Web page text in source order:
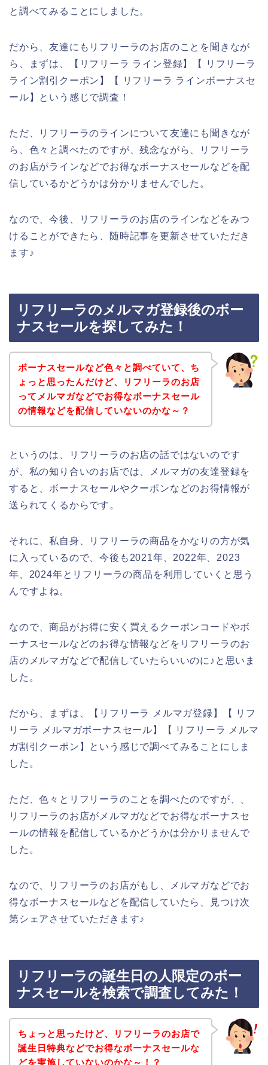
と調べてみることにしました。
だから、友達にもリフリーラのお店のことを聞きなが
ら、まずは、【リフリーラ ライン登録】【 リフリーラ
ライン割引クーポン】【 リフリーラ ラインボーナスセ
ール】という感じで調査！
ただ、リフリーラのラインについて友達にも聞きなが
ら、色々と調べたのですが、残念ながら、リフリーラ
のお店がラインなどでお得なボーナスセールなどを配
信しているかどうかは分かりませんでした。
なので、今後、リフリーラのお店のラインなどをみつ
けることができたら、随時記事を更新させていただき
ます♪
リフリーラのメルマガ登録後のボー
ナスセールを探してみた！
ボーナスセールなど色々と調べていて、ち
ょっと思ったんだけど、リフリーラのお店
ってメルマガなどでお得なボーナスセール
の情報などを配信していないのかな～？
というのは、リフリーラのお店の話ではないのです
が、私の知り合いのお店では、メルマガの友達登録を
すると、ボーナスセールやクーポンなどのお得情報が
送られてくるからです。
それに、私自身、リフリーラの商品をかなりの方が気
に入っているので、今後も2021年、2022年、2023
年、2024年とリフリーラの商品を利用していくと思う
んですよね。
なので、商品がお得に安く買えるクーポンコードやボ
ーナスセールなどのお得な情報などをリフリーラのお
店のメルマガなどで配信していたらいいのに♪と思いま
した。
だから、まずは、【リフリーラ メルマガ登録】【 リフ
リーラ メルマガボーナスセール】【 リフリーラ メルマ
ガ割引クーポン】という感じで調べてみることにしま
した。
ただ、色々とリフリーラのことを調べたのですが、、
リフリーラのお店がメルマガなどでお得なボーナスセ
ールの情報を配信しているかどうかは分かりませんで
した。
なので、リフリーラのお店がもし、メルマガなどでお
得なボーナスセールなどを配信していたら、見つけ次
第シェアさせていただきます♪
リフリーラの誕生日の人限定のボー
ナスセールを検索で調査してみた！
ちょっと思ったけど、リフリーラのお店で
誕生日特典などでお得なボーナスセールな
どを実施していないのかな～！？